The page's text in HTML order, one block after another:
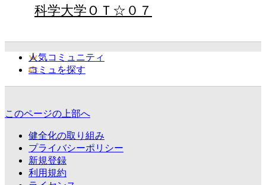
科学大学ＯＴ☆０７
人気コミュニティ
コミュを探す
このページの上部へ
健全化の取り組み
プライバシーポリシー
新規登録
利用規約